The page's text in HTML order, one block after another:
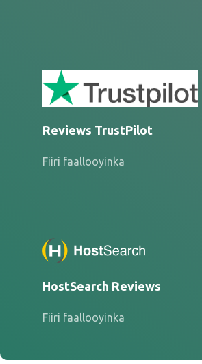
Reviews TrustPilot
Fiiri faallooyinka
HostSearch Reviews
Fiiri faallooyinka